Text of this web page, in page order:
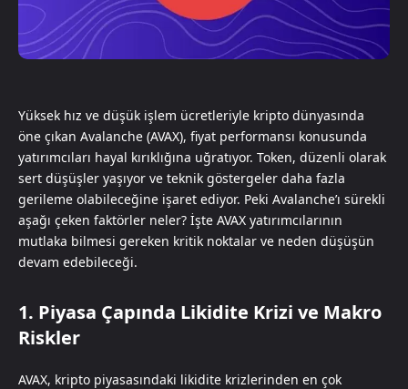
Yüksek hız ve düşük işlem ücretleriyle kripto dünyasında
öne çıkan Avalanche (AVAX), fiyat performansı konusunda
yatırımcıları hayal kırıklığına uğratıyor. Token, düzenli olarak
sert düşüşler yaşıyor ve teknik göstergeler daha fazla
gerileme olabileceğine işaret ediyor. Peki Avalanche’ı sürekli
aşağı çeken faktörler neler? İşte AVAX yatırımcılarının
mutlaka bilmesi gereken kritik noktalar ve neden düşüşün
devam edebileceği.
1. Piyasa Çapında Likidite Krizi ve Makro
Riskler
AVAX, kripto piyasasındaki likidite krizlerinden en çok